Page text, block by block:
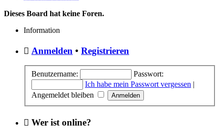
Dieses Board hat keine Foren.
Information
Anmelden • Registrieren
Benutzername:
Passwort:
Ich habe mein Passwort vergessen |
Angemeldet bleiben
Wer ist online?